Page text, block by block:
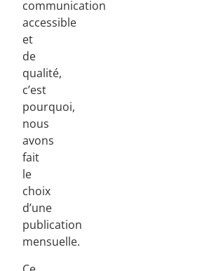
communication
accessible
et
de
qualité,
c’est
pourquoi,
nous
avons
fait
le
choix
d’une
publication
mensuelle.